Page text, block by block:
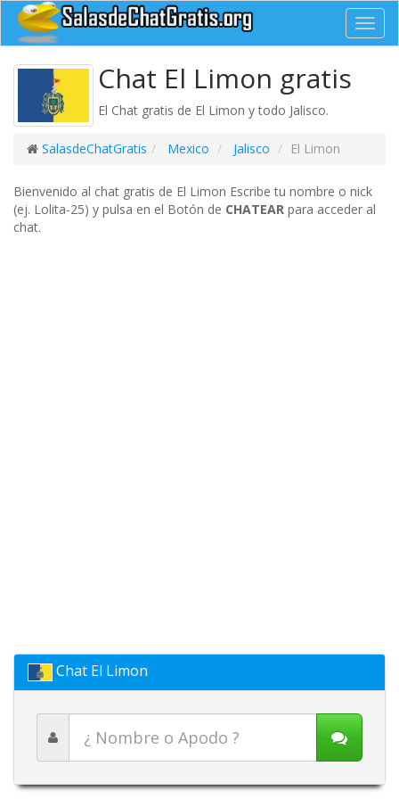
Chat El Limon gratis
El Chat gratis de El Limon y todo Jalisco.
SalasdeChatGratis Mexico Jalisco El Limon
Bienvenido al chat gratis de El Limon Escribe tu nombre o nick
(ej. Lolita-25) y pulsa en el Botón de CHATEAR para acceder al
chat.
Chat El Limon